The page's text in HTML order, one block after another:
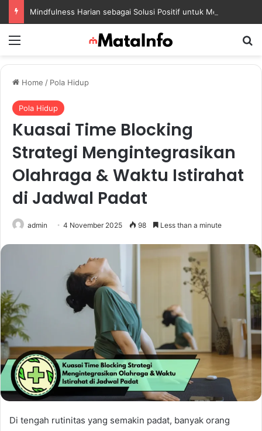
Home / Pola Hidup
Pola Hidup
Kuasai Time Blocking
Strategi Mengintegrasikan
Olahraga & Waktu Istirahat
di Jadwal Padat
admin 4 November 2025 98 Less than a minute
Di tengah rutinitas yang semakin padat, banyak orang